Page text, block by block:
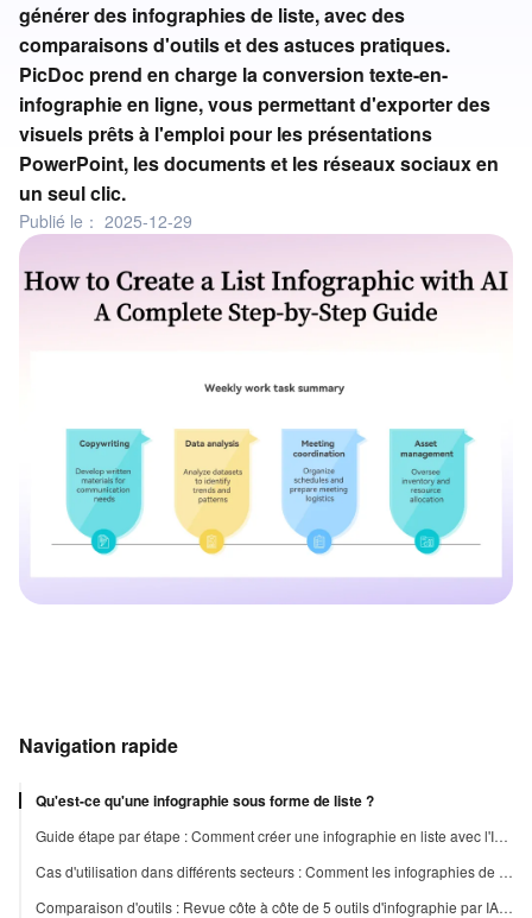
générer des infographies de liste, avec des
comparaisons d'outils et des astuces pratiques.
PicDoc prend en charge la conversion texte-en-
infographie en ligne, vous permettant d'exporter des
visuels prêts à l'emploi pour les présentations
PowerPoint, les documents et les réseaux sociaux en
un seul clic.
Publié le： 2025-12-29
Navigation rapide
Qu'est-ce qu'une infographie sous forme de liste ?
Guide étape par étape : Comment créer une infographie en liste avec l'IA (exemple avec PicDoc)
Cas d'utilisation dans différents secteurs : Comment les infographies de liste alimentées par l'IA sont appliquées
Comparaison d'outils : Revue côte à côte de 5 outils d'infographie par IA populaires